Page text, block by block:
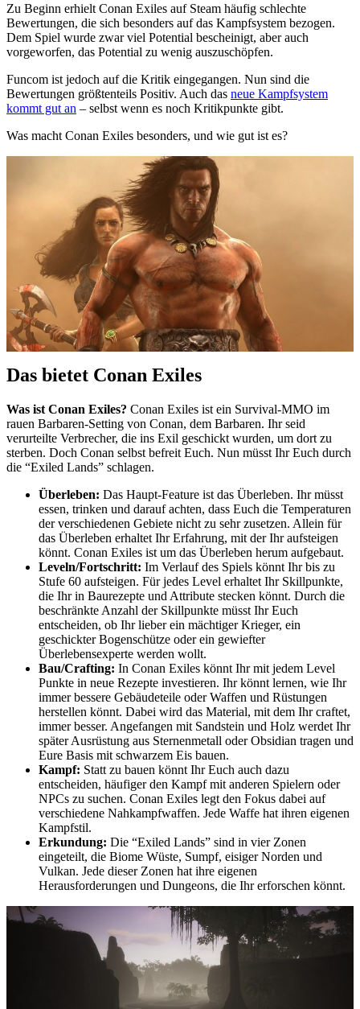
Zu Beginn erhielt Conan Exiles auf Steam häufig schlechte
Bewertungen, die sich besonders auf das Kampfsystem bezogen.
Dem Spiel wurde zwar viel Potential bescheinigt, aber auch
vorgeworfen, das Potential zu wenig auszuschöpfen.
Funcom ist jedoch auf die Kritik eingegangen. Nun sind die
Bewertungen größtenteils Positiv. Auch das neue Kampfsystem
kommt gut an – selbst wenn es noch Kritikpunkte gibt.
Was macht Conan Exiles besonders, und wie gut ist es?
Das bietet Conan Exiles
Was ist Conan Exiles? Conan Exiles ist ein Survival-MMO im
rauen Barbaren-Setting von Conan, dem Barbaren. Ihr seid
verurteilte Verbrecher, die ins Exil geschickt wurden, um dort zu
sterben. Doch Conan selbst befreit Euch. Nun müsst Ihr Euch durch
die “Exiled Lands” schlagen.
Überleben: Das Haupt-Feature ist das Überleben. Ihr müsst
essen, trinken und darauf achten, dass Euch die Temperaturen
der verschiedenen Gebiete nicht zu sehr zusetzen. Allein für
das Überleben erhaltet Ihr Erfahrung, mit der Ihr aufsteigen
könnt. Conan Exiles ist um das Überleben herum aufgebaut.
Leveln/Fortschritt: Im Verlauf des Spiels könnt Ihr bis zu
Stufe 60 aufsteigen. Für jedes Level erhaltet Ihr Skillpunkte,
die Ihr in Baurezepte und Attribute stecken könnt. Durch die
beschränkte Anzahl der Skillpunkte müsst Ihr Euch
entscheiden, ob Ihr lieber ein mächtiger Krieger, ein
geschickter Bogenschütze oder ein gewiefter
Überlebensexperte werden wollt.
Bau/Crafting: In Conan Exiles könnt Ihr mit jedem Level
Punkte in neue Rezepte investieren. Ihr könnt lernen, wie Ihr
immer bessere Gebäudeteile oder Waffen und Rüstungen
herstellen könnt. Dabei wird das Material, mit dem Ihr craftet,
immer besser. Angefangen mit Sandstein und Holz werdet Ihr
später Ausrüstung aus Sternenmetall oder Obsidian tragen und
Eure Basis mit schwarzem Eis bauen.
Kampf: Statt zu bauen könnt Ihr Euch auch dazu
entscheiden, häufiger den Kampf mit anderen Spielern oder
NPCs zu suchen. Conan Exiles legt den Fokus dabei auf
verschiedene Nahkampfwaffen. Jede Waffe hat ihren eigenen
Kampfstil.
Erkundung: Die “Exiled Lands” sind in vier Zonen
eingeteilt, die Biome Wüste, Sumpf, eisiger Norden und
Vulkan. Jede dieser Zonen hat ihre eigenen
Herausforderungen und Dungeons, die Ihr erforschen könnt.